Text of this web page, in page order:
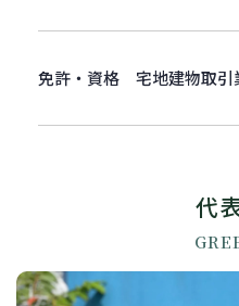
免許・資格 宅地建物取
代